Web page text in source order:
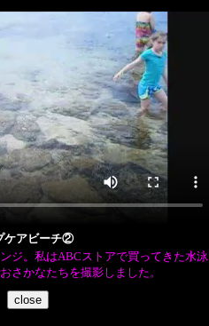
ケアビーチ②
ジ。私はABCストアで買ってきた水泳
さかなたちを撮影しました。